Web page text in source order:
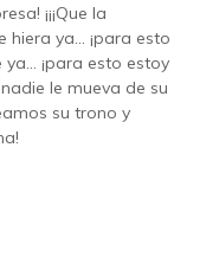
¡¡¡Que la
hiera ya… ¡para esto
ya… ¡para esto estoy
nadie le mueva de su
su trono y